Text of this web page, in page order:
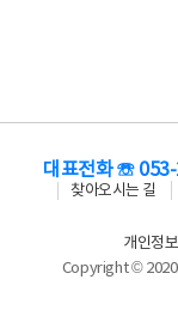
대표전화 ☏
찾아오시는 길
개인정
Copyright © 2020